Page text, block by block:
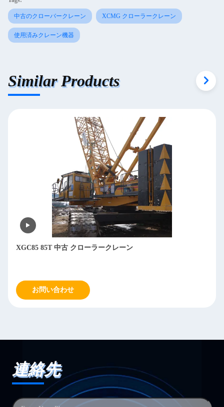
中古のクローバークレーン XCMG クローラークレーン
使用済みクレーン機器
Similar Products
XGC85 85T 中古 クローラークレーン
お問い合わせ
連絡先